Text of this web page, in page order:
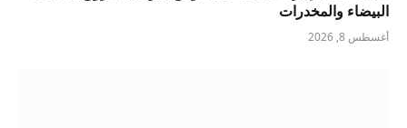
البيضاء والمخدرات
أغسطس 8, 2026